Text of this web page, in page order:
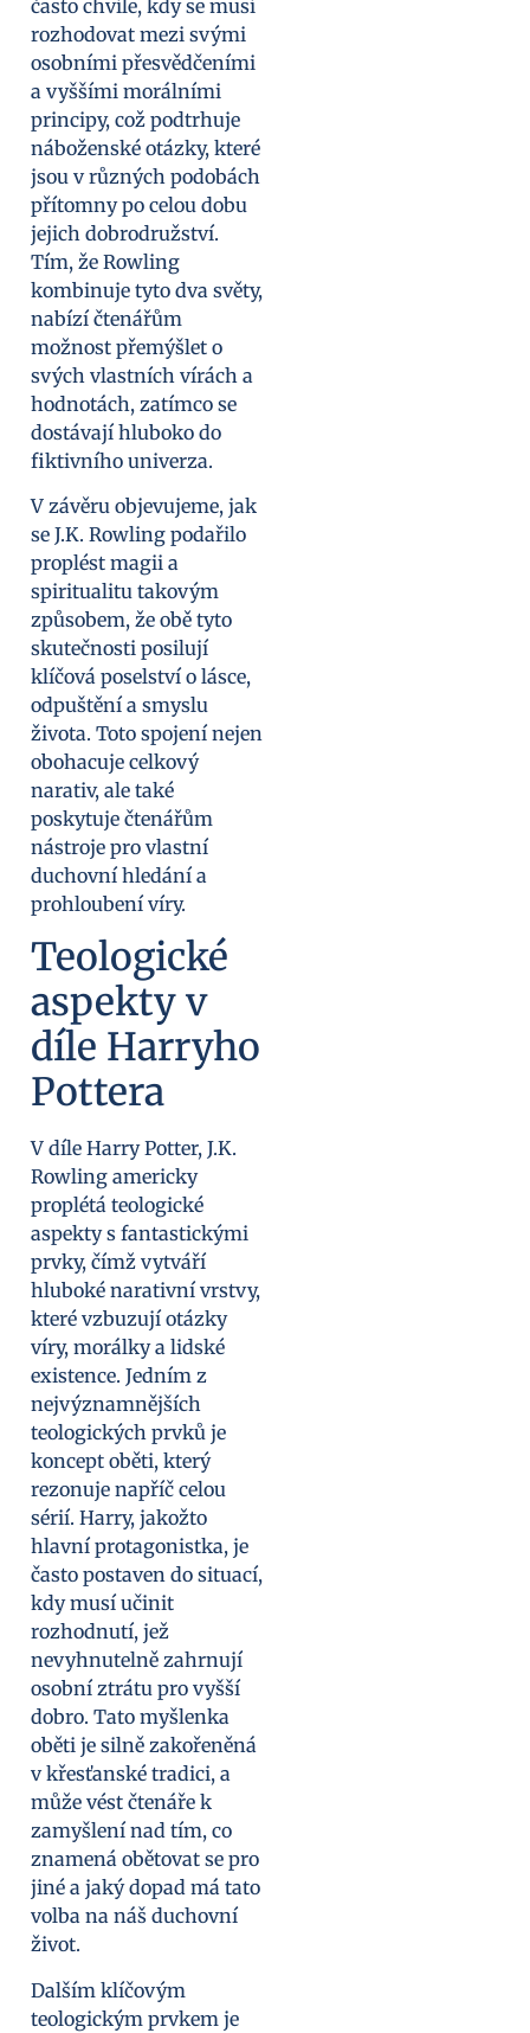
často chvíle, kdy se musí
rozhodovat mezi svými
osobními přesvědčeními
a vyššími morálními
principy, což podtrhuje
náboženské otázky, které
jsou v různých podobách
přítomny po celou dobu
jejich dobrodružství.
Tím, že Rowling
kombinuje tyto dva světy,
nabízí čtenářům
možnost přemýšlet o
svých vlastních vírách a
hodnotách, zatímco se
dostávají hluboko do
fiktivního univerza.
V závěru objevujeme, jak
se J.K. Rowling podařilo
proplést magii a
spiritualitu takovým
způsobem, že obě tyto
skutečnosti posilují
klíčová poselství o lásce,
odpuštění a smyslu
života. Toto spojení nejen
obohacuje celkový
narativ, ale také
poskytuje čtenářům
nástroje pro vlastní
duchovní hledání a
prohloubení víry.
Teologické
aspekty v
díle Harryho
Pottera
V díle Harry Potter, J.K.
Rowling americky
proplétá teologické
aspekty s fantastickými
prvky, čímž vytváří
hluboké narativní vrstvy,
které vzbuzují otázky
víry, morálky a lidské
existence. Jedním z
nejvýznamnějších
teologických prvků je
koncept oběti, který
rezonuje napříč celou
sérií. Harry, jakožto
hlavní protagonistka, je
často postaven do situací,
kdy musí učinit
rozhodnutí, jež
nevyhnutelně zahrnují
osobní ztrátu pro vyšší
dobro. Tato myšlenka
oběti je silně zakořeněná
v křesťanské tradici, a
může vést čtenáře k
zamyšlení nad tím, co
znamená obětovat se pro
jiné a jaký dopad má tato
volba na náš duchovní
život.
Dalším klíčovým
teologickým prvkem je